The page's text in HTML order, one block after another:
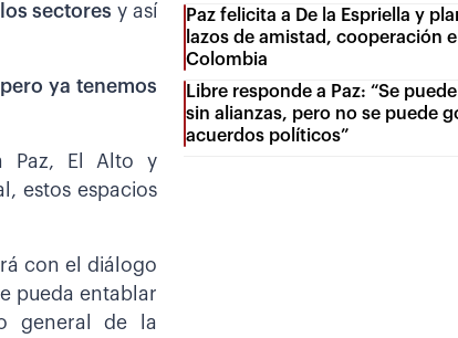
sectores y así
pero ya tenemos
Paz, El Alto y
estos espacios
con el diálogo
pueda entablar
general de la
Paz felicita a De la Espriella y
lazos de amistad, cooperación
Colombia
Libre responde a Paz: “Se
sin alianzas, pero no se puede
acuerdos políticos”